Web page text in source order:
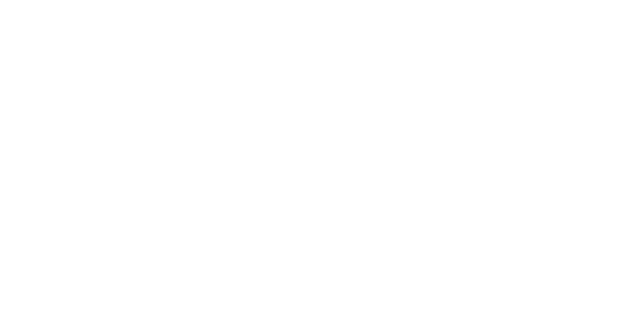
z naszej oferty?
ofercie mamy zarówno komplety, które sprawdzą się podczas cieplejszych, jak i chłodniejszych dni. Na wiosnę i lato polecamy wybierać
Z kolei na chłodniejsze pory roku idealny będzie
pod
dziewczynce?
a w przypadku niemowląt i małych dzieci - sprawdzi się również podczas krótkiej drzemki. Pozwala dzieciom bawić się na podłodze,
- wystarczy wrzucić go do pralki zgodnie z zaleceniami producenta podanymi na metce.
dla dziewczynek?
się